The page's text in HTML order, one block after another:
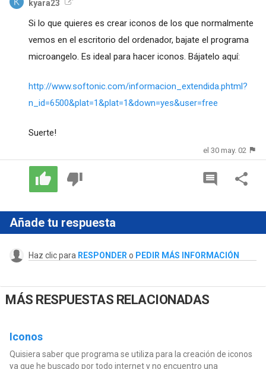
kyara23
Si lo que quieres es crear iconos de los que normalmente
vemos en el escritorio del ordenador, bajate el programa
microangelo. Es ideal para hacer iconos. Bájatelo aquí:
http://www.softonic.com/informacion_extendida.phtml?
n_id=6500&plat=1&plat=1&down=yes&user=free
Suerte!
el 30 may. 02
Añade tu respuesta
Haz clic para RESPONDER o PEDIR MÁS INFORMACIÓN
MÁS RESPUESTAS RELACIONADAS
Iconos
Quisiera saber que programa se utiliza para la creación de iconos
ya que he buscado por todo internet y no encuentro una